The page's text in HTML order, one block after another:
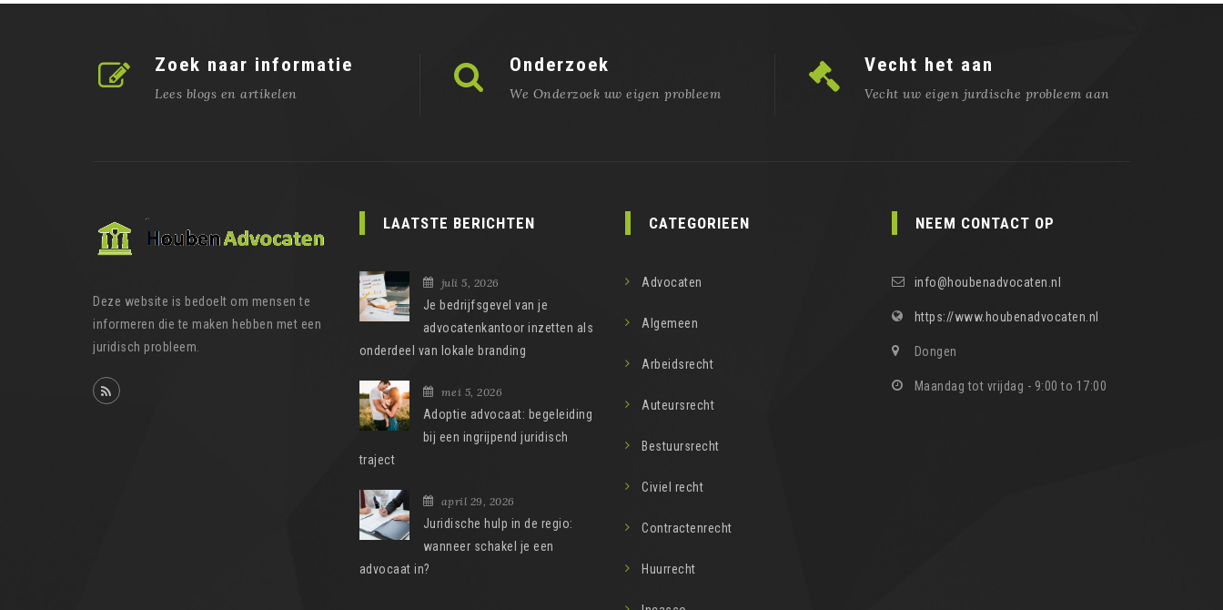
Zoek naar informatie
Lees blogs en artikelen
Onderzoek
We Onderzoek uw eigen probleem
Vecht het aan
Vecht uw eigen jurdische probleem aan
Deze website is bedoelt om mensen te
informeren die te maken hebben met een
juridisch probleem.
LAATSTE BERICHTEN
juli 5, 2026
Je bedrijfsgevel van je
advocatenkantoor inzetten als
onderdeel van lokale branding
mei 5, 2026
Adoptie advocaat: begeleiding
bij een ingrijpend juridisch
traject
april 29, 2026
Juridische hulp in de regio:
wanneer schakel je een
advocaat in?
CATEGORIEEN
Advocaten
Algemeen
Arbeidsrecht
Auteursrecht
Bestuursrecht
Civiel recht
Contractenrecht
Huurrecht
NEEM CONTACT OP
info@houbenadvocaten.nl
https://www.houbenadvocaten.nl
Dongen
Maandag tot vrijdag - 9:00 to 17:00